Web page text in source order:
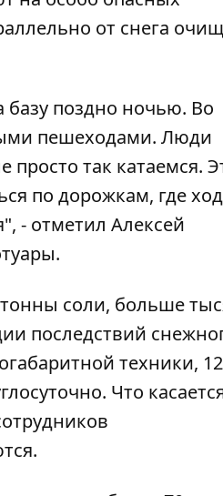
от снега
поздно ночью. Во
пешеходами. Люди
так катаемся.
по дорожкам, где
- отметил Алексей
соли, больше
последствий
техники, 12
Что